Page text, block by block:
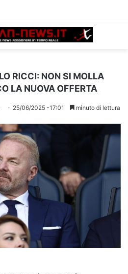
RICCI: NON SI MOLLA
LA NUOVA OFFERTA
25/06/2025 -17:01 minuto di lettura